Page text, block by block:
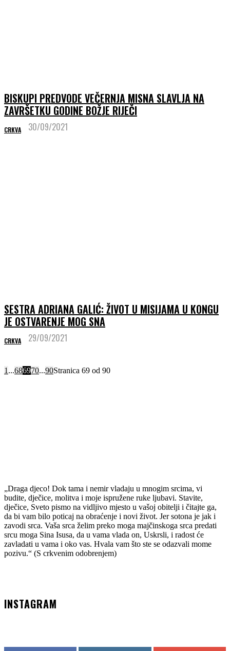
BISKUPI PREDVODE VEČERNJA MISNA SLAVLJA NA
ZAVRŠETKU GODINE BOŽJE RIJEČI
CRKVA 30/09/2021
SESTRA ADRIANA GALIĆ: ŽIVOT U MISIJAMA U KONGU
JE OSTVARENJE MOG SNA
CRKVA 29/09/2021
1 ...686970...90Stranica 69 od 90
„Draga djeco! Dok tama i nemir vladaju u mnogim srcima, vi
budite, dječice, molitva i moje ispružene ruke ljubavi. Stavite,
dječice, Sveto pismo na vidljivo mjesto u vašoj obitelji i čitajte ga,
da bi vam bilo poticaj na obraćenje i novi život. Jer sotona je jak i
zavodi srca. Vaša srca želim preko moga majčinskoga srca predati
srcu moga Sina Isusa, da u vama vlada on, Uskrsli, i radost će
zavladati u vama i oko vas. Hvala vam što ste se odazvali mome
pozivu.“ (S crkvenim odobrenjem)
INSTAGRAM